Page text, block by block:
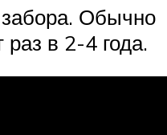
Обычно
раз в 2-4 года.